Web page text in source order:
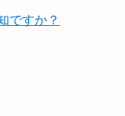
ですか？